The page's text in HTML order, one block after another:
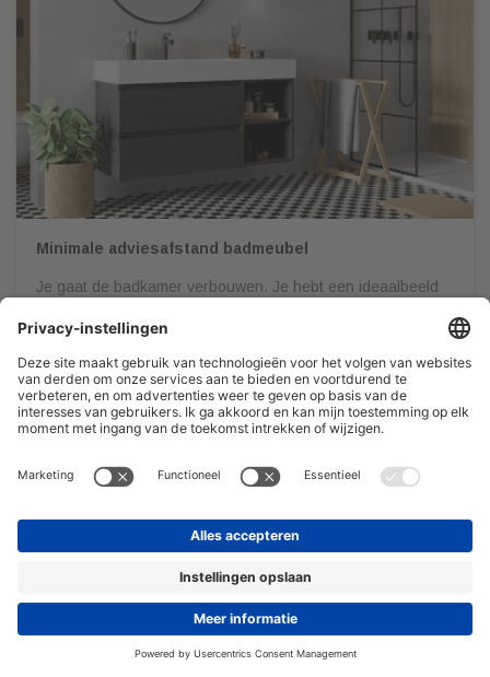
Minimale adviesafstand badmeubel
Je gaat de badkamer verbouwen. Je hebt een ideaalbeeld
vervolgens naar een sanitair speciaalzaak om al jouw
wensen in kaart te brengen. Het is belangrijk dat je jouw
badkamer door een professional gedetailleerd en op schaal
laat uittekenen. Dit om onaangename verrassingen te
voorkomen én zodat […]